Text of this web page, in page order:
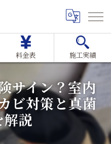
料金表 施工実績
サイン？室内
ビ対策と真菌
解説